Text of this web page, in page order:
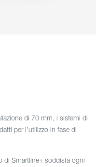
di 70 mm, i sistemi di
per l’utilizzo in fase di
di Smartline+ soddisfa ogni